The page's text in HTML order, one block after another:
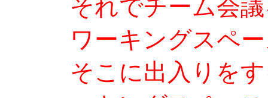
それでチーム会
ワーキングスペ
そこに出入りを